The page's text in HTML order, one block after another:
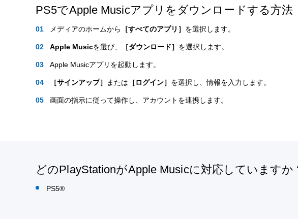
PS5でApple Musicアプリをダウンロードする方法
メディアのホームから ［すべてのアプリ］ を選択します。
Apple Musicを選び、 ［ダウンロード］ を選択します。
Apple Musicアプリを起動します。
［サインアップ］ または ［ログイン］ を選択し、情報を入力します。
画面の指示に従って操作し、アカウントを連携します。
どのPlayStationがApple Musicに対応していますか
PS5®